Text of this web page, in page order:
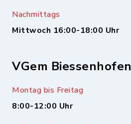
Nachmittags
Mittwoch 16:00-18:00 Uhr
VGem Biessenhofen
Montag bis Freitag
8:00-12:00 Uhr